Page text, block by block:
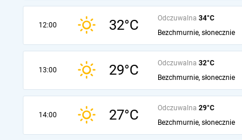
12:00 32°C Odczuwalna 34°C
Bezchmurnie, słonecznie
13:00 29°C Odczuwalna 32°C
Bezchmurnie, słonecznie
14:00 27°C Odczuwalna 29°C
Bezchmurnie, słonecznie